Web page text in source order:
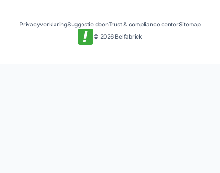
© 2026 Belfabriek
PrivacyverklaringSuggestie doenTrust & compliance centerSitemap